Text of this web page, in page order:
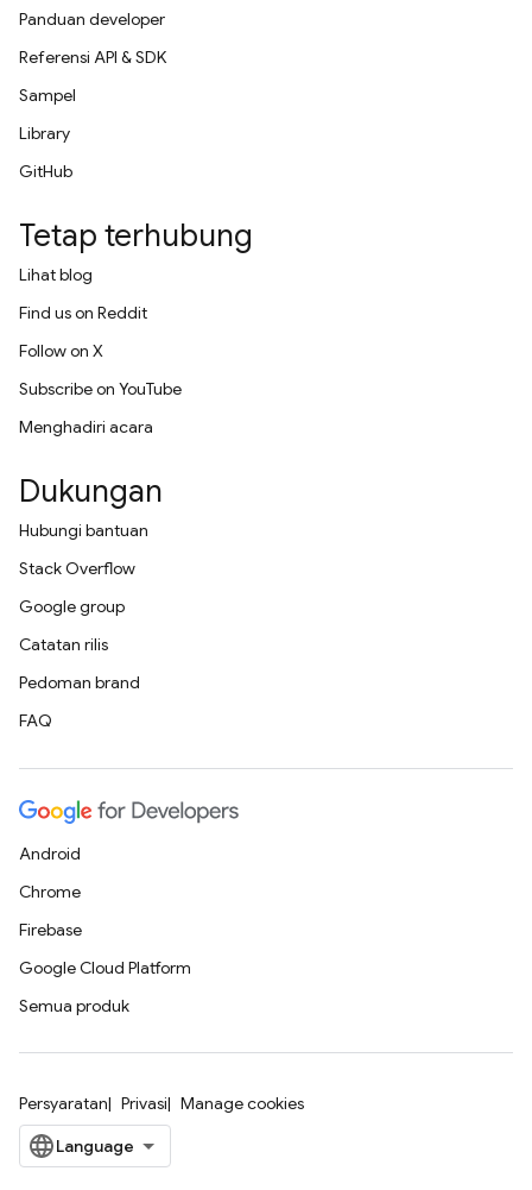
Panduan developer
Referensi API & SDK
Sampel
Library
GitHub
Tetap terhubung
Lihat blog
Find us on Reddit
Follow on X
Subscribe on YouTube
Menghadiri acara
Dukungan
Hubungi bantuan
Stack Overflow
Google group
Catatan rilis
Pedoman brand
FAQ
Android
Chrome
Firebase
Google Cloud Platform
Semua produk
Persyaratan Privasi Manage cookies